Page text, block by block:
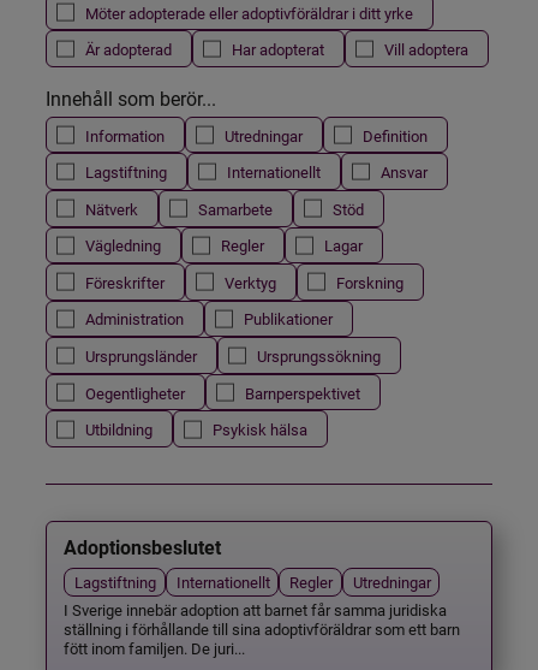
Möter adopterade eller adoptivföräldrar i ditt yrke
Är adopterad
Har adopterat Vill adoptera
Innehåll som berör...
Information Utredningar
Definition
Lagstiftning
Internationellt
Ansvar
Nätverk
Samarbete
Stöd
Vägledning
Regler
Lagar
Föreskrifter
Verktyg
Forskning
Administration
Publikationer
Ursprungsländer
Ursprungssökning
Oegentligheter
Barnperspektivet
Utbildning
Psykisk hälsa
Adoptionsbeslutet
Lagstiftning Internationellt Regler
Utredningar
I Sverige innebär adoption att barnet får samma juridiska
ställning i förhållande till sina adoptivföräldrar som ett barn
fött inom familjen. De juri...